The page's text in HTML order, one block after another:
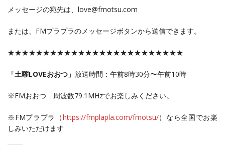
メッセージの宛先は、love@fmotsu.com
または、FMプラプラのメッセージボタンから送信できます。
★★★★★★★★★★★★★★★★★★★★★★★★★
「土曜LOVEおおつ」 放送時間：午前8時30分〜午前10時
※FMおおつ 周波数79.1MHzでお楽しみください。
※FMプラプラ（https://fmplapla.com/fmotsu/）なら全国でお楽
しみいただけます